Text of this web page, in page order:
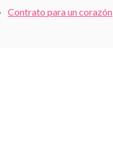
Contrato para un corazón